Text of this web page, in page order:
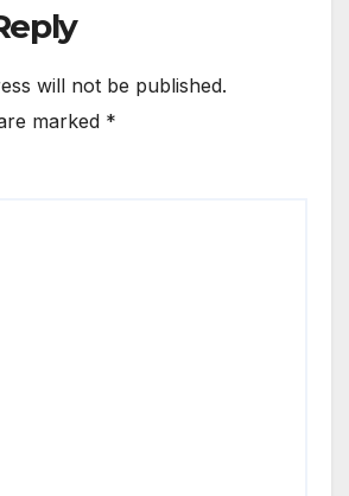
will not be published.
marked *